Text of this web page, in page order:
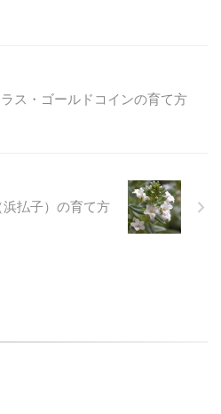
難しいようで、神棚用に、ヒ
いので、北風などの強い場所
は不向きなようです。 上のヒ
サカキ（姫榊）は、自宅で２
００３年１１月７日に撮影し
ス・ゴールドコインの育て方
払子）の育て方